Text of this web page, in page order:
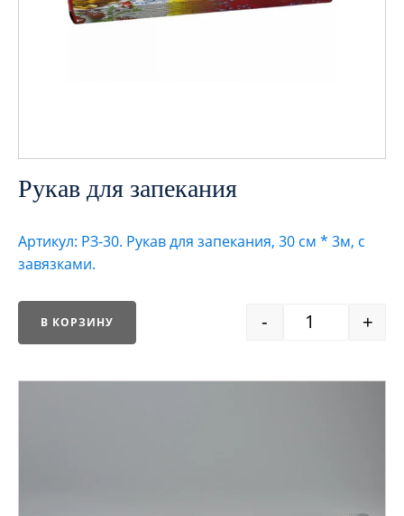
Рукав для запекания
Артикул: РЗ-30. Рукав для запекания, 30 см * 3м, с
завязками.
- +
В КОРЗИНУ